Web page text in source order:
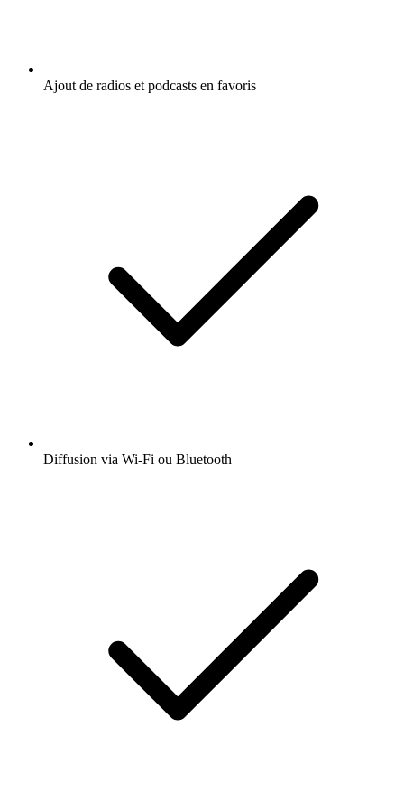
Ajout de radios et podcasts en favoris
Diffusion via Wi-Fi ou Bluetooth